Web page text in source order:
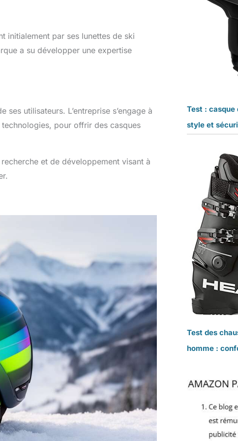
initialement par ses lunettes de ski
a su développer une expertise
utilisateurs. L’entreprise s’engage à
pour offrir des casques
et de développement visant à
Test : casque
style et
Test des
homme :